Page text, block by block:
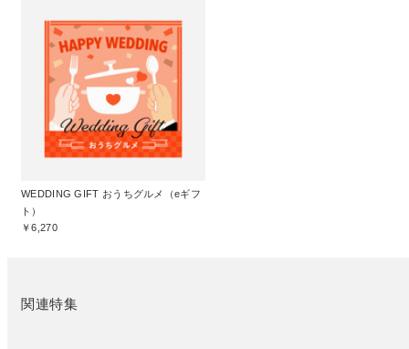
WEDDING GIFT おうちグルメ（eギフ
ト）
￥6,270
関連特集